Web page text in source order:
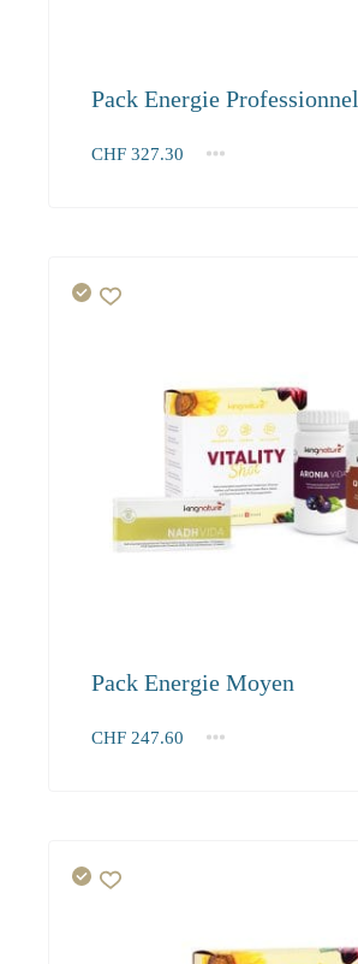
Pack Energie Professionnel
CHF 327.30
1+
Pack Energie Moyen
CHF 247.60
1+